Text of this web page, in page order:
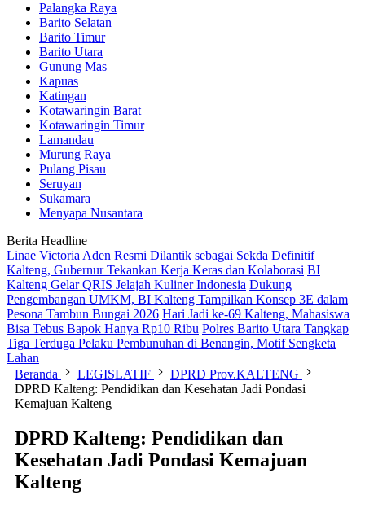
Palangka Raya
Barito Selatan
Barito Timur
Barito Utara
Gunung Mas
Kapuas
Katingan
Kotawaringin Barat
Kotawaringin Timur
Lamandau
Murung Raya
Pulang Pisau
Seruyan
Sukamara
Menyapa Nusantara
Berita Headline
Linae Victoria Aden Resmi Dilantik sebagai Sekda Definitif
Kalteng, Gubernur Tekankan Kerja Keras dan Kolaborasi BI
Kalteng Gelar QRIS Jelajah Kuliner Indonesia Dukung
Pengembangan UMKM, BI Kalteng Tampilkan Konsep 3E dalam
Pesona Tambun Bungai 2026 Hari Jadi ke-69 Kalteng, Mahasiswa
Bisa Tebus Bapok Hanya Rp10 Ribu Polres Barito Utara Tangkap
Tiga Terduga Pelaku Pembunuhan di Benangin, Motif Sengketa
Lahan
Beranda
LEGISLATIF
DPRD Prov.KALTENG
DPRD Kalteng: Pendidikan dan Kesehatan Jadi Pondasi
Kemajuan Kalteng
DPRD Kalteng: Pendidikan dan
Kesehatan Jadi Pondasi Kemajuan
Kalteng